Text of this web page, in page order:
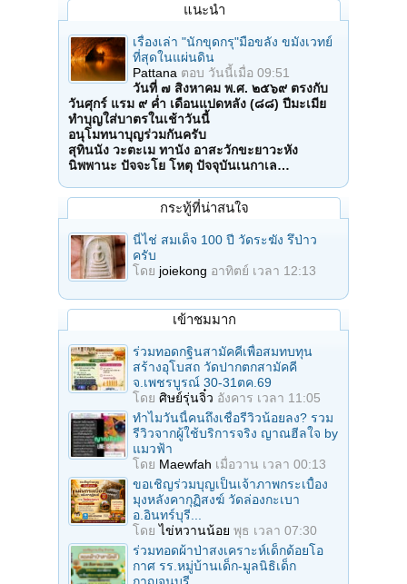
แนะนำ
เรื่องเล่า "นักขุดกรุ"มือขลัง ขมังเวทย์
ที่สุดในแผ่นดิน
Pattana ตอบ วันนี้เมื่อ 09:51
วันที่ ๗ สิงหาคม พ.ศ. ๒๕๖๙ ตรงกับ
วันศุกร์ แรม ๙ ค่ำ เดือนแปดหลัง (๘๘) ปีมะเมีย
ทำบุญใส่บาตรในเช้าวันนี้
อนุโมทนาบุญร่วมกันครับ
สุทินนัง วะตะเม ทานัง อาสะวักขะยาวะหัง
นิพพานะ ปัจจะโย โหตุ ปัจจุบันเนกาเล…
กระทู้ที่น่าสนใจ
นี่ไช่ สมเด็จ 100 ปี วัดระฆัง รึป่าว
ครับ
โดย joiekong อาทิตย์ เวลา 12:13
เข้าชมมาก
ร่วมทอดกฐินสามัคคีเพื่อสมทบทุน
สร้างอุโบสถ วัดปากตกสามัคคี
จ.เพชรบูรณ์ 30-31ตค.69
โดย ศิษย์รุ่นจิ๋ว อังคาร เวลา 11:05
ทำไมวันนี้คนถึงเชื่อรีวิวน้อยลง? รวม
รีวิวจากผู้ใช้บริการจริง ญาณฮีลใจ by
แมวฟ้า
โดย Maewfah เมื่อวาน เวลา 00:13
ขอเชิญร่วมบุญเป็นเจ้าภาพกระเบื้อง
มุงหลังคากุฏิสงฆ์ วัดล่องกะเบา
อ.อินทร์บุรี...
โดยไข่หวานน้อย พุธ เวลา 07:30
ร่วมทอดผ้าป่าสงเคราะห์เด็กด้อยโอ
กาศ รร.หมู่บ้านเด็ก-มูลนิธิเด็ก
กาญจนบุรี...